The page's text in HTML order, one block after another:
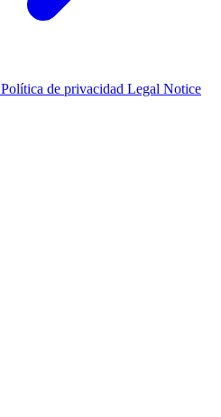
Política de privacidad Legal Notice